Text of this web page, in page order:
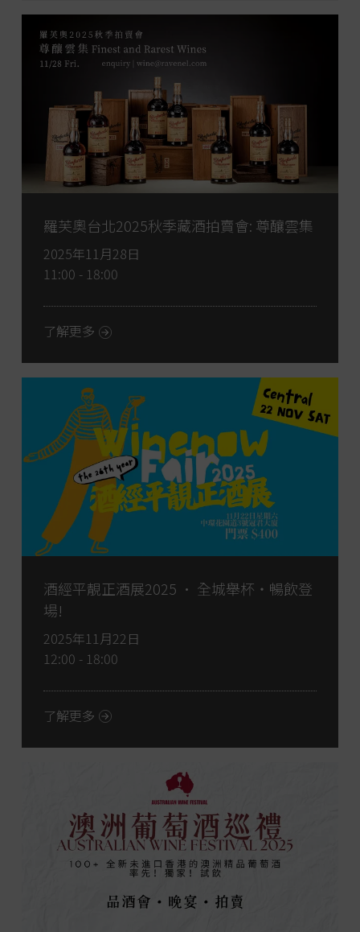
羅芙奧台北2025秋季藏酒拍賣會: 尊釀雲集
2025年11月28日
11:00 - 18:00
了解更多
酒經平靚正酒展2025 • 全城舉杯・暢飲登
場!
2025年11月22日
12:00 - 18:00
了解更多